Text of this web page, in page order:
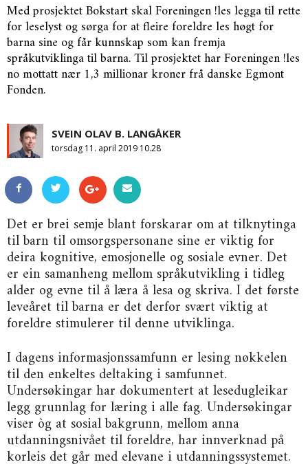
Med prosjektet Bokstart skal Foreningen !les legga til rette
for leselyst og sørga for at fleire foreldre les høgt for
barna sine og får kunnskap som kan fremja
språkutviklinga til barna. Til prosjektet har Foreningen !les
no mottatt nær 1,3 millionar kroner frå danske Egmont
Fonden.
SVEIN OLAV B. LANGÅKER
torsdag 11. april 2019 10.28
Det er brei semje blant forskarar om at tilknytinga
til barn til omsorgspersonane sine er viktig for
deira kognitive, emosjonelle og sosiale evner. Det
er ein samanheng mellom språkutvikling i tidleg
alder og evne til å læra å lesa og skriva. I det første
leveåret til barna er det derfor svært viktig at
foreldre stimulerer til denne utviklinga.
I dagens informasjonssamfunn er lesing nøkkelen
til den enkeltes deltaking i samfunnet.
Undersøkingar har dokumentert at lesedugleikar
legg grunnlag for læring i alle fag. Undersøkingar
viser òg at sosial bakgrunn, mellom anna
utdanningsnivået til foreldre, har innverknad på
korleis det går med elevane i utdanningssystemet.